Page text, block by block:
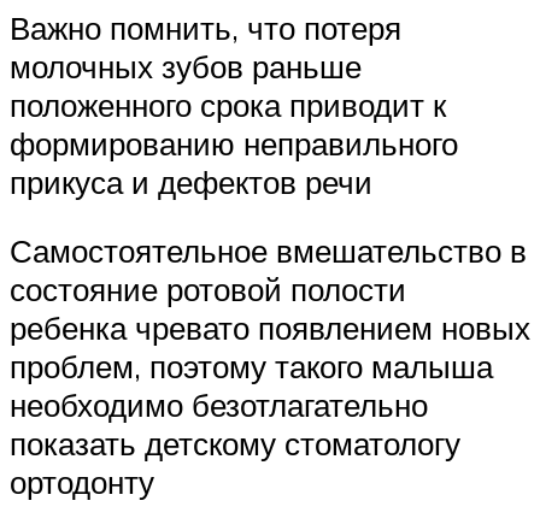
Важно помнить, что потеря
молочных зубов раньше
положенного срока приводит к
формированию неправильного
прикуса и дефектов речи
Самостоятельное вмешательство в
состояние ротовой полости
ребенка чревато появлением новых
проблем, поэтому такого малыша
необходимо безотлагательно
показать детскому стоматологу
ортодонту